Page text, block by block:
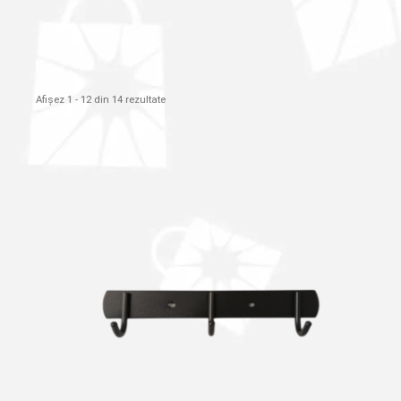
Afișez 1 - 12 din 14 rezultate